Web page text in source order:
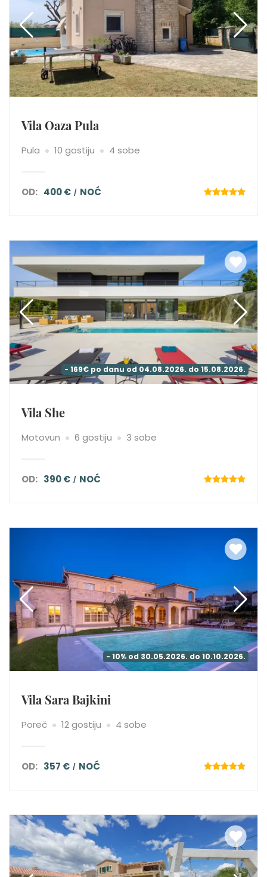
Vila Oaza Pula
Pula 10 gostiju 4 sobe
OD: 400 € NOĆ
- 169€ po danu od 04.08.2026. do 15.08.2026.
Vila She
Motovun 6 gostiju 3 sobe
OD: 390 € NOĆ
- 10% od 30.05.2026. do 10.10.2026.
Vila Sara Bajkini
Poreč 12 gostiju 4 sobe
OD: 357 € NOĆ